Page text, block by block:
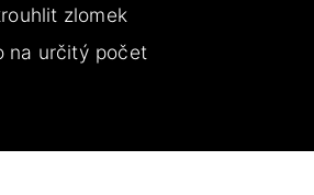
zlomek
na určitý počet